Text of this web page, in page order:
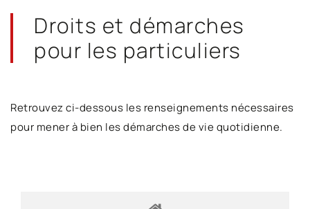
Droits et démarches
pour les particuliers
Retrouvez ci-dessous les renseignements nécessaires
pour mener à bien les démarches de vie quotidienne.